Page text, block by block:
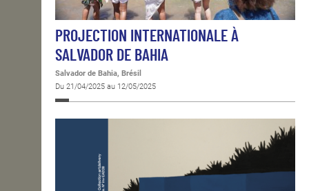
PROJECTION INTERNATIONALE À
SALVADOR DE BAHIA
Salvador de Bahia, Brésil
Du 21/04/2025 au 12/05/2025